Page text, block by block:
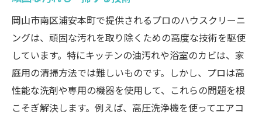
岡山市南区浦安本町で提供されるプロのハウスクリーニ
ングは、頑固な汚れを取り除くための高度な技術を駆使
しています。特にキッチンの油汚れや浴室のカビは、家
庭用の清掃方法では難しいものです。しかし、プロは高
性能な洗剤や専用の機器を使用して、これらの問題を根
こそぎ解決します。例えば、高圧洗浄機を使ってエアコ